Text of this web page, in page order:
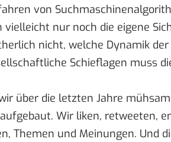
von
nur noch die eigene
nicht, welche Dynamik
Schieflagen muss
über die letzten Jahre
Wir liken, retweeten,
Themen und Meinungen. Und